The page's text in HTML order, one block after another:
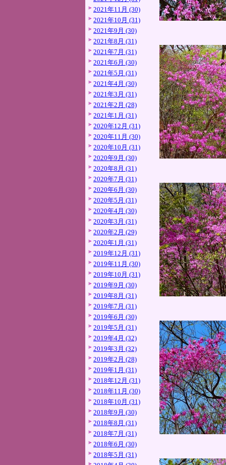
2021年11月 (30)
2021年10月 (31)
2021年9月 (30)
2021年8月 (31)
2021年7月 (31)
2021年6月 (30)
2021年5月 (31)
2021年4月 (30)
2021年3月 (31)
2021年2月 (28)
2021年1月 (31)
2020年12月 (31)
2020年11月 (30)
2020年10月 (31)
2020年9月 (30)
2020年8月 (31)
2020年7月 (31)
2020年6月 (30)
2020年5月 (31)
2020年4月 (30)
2020年3月 (31)
2020年2月 (29)
2020年1月 (31)
2019年12月 (31)
2019年11月 (30)
2019年10月 (31)
2019年9月 (30)
2019年8月 (31)
2019年7月 (31)
2019年6月 (30)
2019年5月 (31)
2019年4月 (32)
2019年3月 (32)
2019年2月 (28)
2019年1月 (31)
2018年12月 (31)
2018年11月 (30)
2018年10月 (31)
2018年9月 (30)
2018年8月 (31)
2018年7月 (31)
2018年6月 (30)
2018年5月 (31)